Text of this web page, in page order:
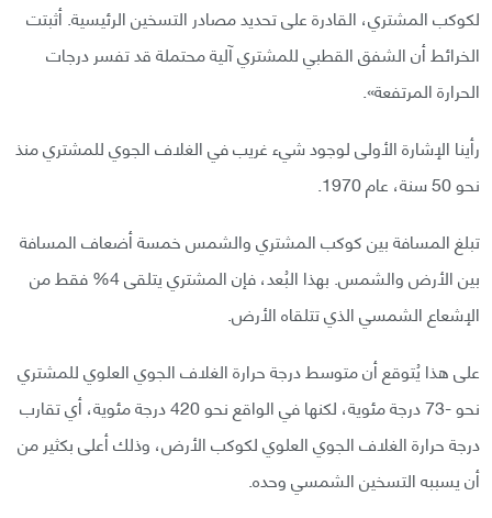
لكوكب المشتري، القادرة على تحديد مصادر التسخين الرئيسية. أثبتت
الخرائط أن الشفق القطبي للمشتري آلية محتملة قد تفسر درجات
الحرارة المرتفعة».
رأينا الإشارة الأولى لوجود شيء غريب في الغلاف الجوي للمشتري منذ
نحو 50 سنة، عام 1970.
تبلغ المسافة بين كوكب المشتري والشمس خمسة أضعاف المسافة
بين الأرض والشمس. بهذا البُعد، فإن المشتري يتلقى 4% فقط من
الإشعاع الشمسي الذي تتلقاه الأرض.
على هذا يُتوقع أن متوسط درجة حرارة الغلاف الجوي العلوي للمشتري
نحو -73 درجة مئوية، لكنها في الواقع نحو 420 درجة مئوية، أي تقارب
درجة حرارة الغلاف الجوي العلوي لكوكب الأرض، وذلك أعلى بكثير من
أن يسببه التسخين الشمسي وحده.